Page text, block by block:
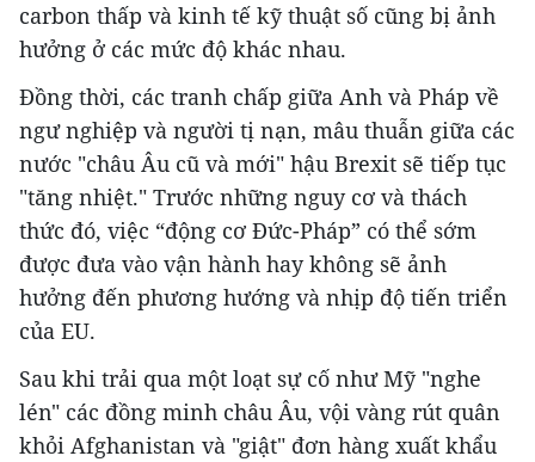
carbon thấp và kinh tế kỹ thuật số cũng bị ảnh
hưởng ở các mức độ khác nhau.
Đồng thời, các tranh chấp giữa Anh và Pháp về
ngư nghiệp và người tị nạn, mâu thuẫn giữa các
nước "châu Âu cũ và mới" hậu Brexit sẽ tiếp tục
"tăng nhiệt." Trước những nguy cơ và thách
thức đó, việc “động cơ Đức-Pháp” có thể sớm
được đưa vào vận hành hay không sẽ ảnh
hưởng đến phương hướng và nhịp độ tiến triển
của EU.
Sau khi trải qua một loạt sự cố như Mỹ "nghe
lén" các đồng minh châu Âu, vội vàng rút quân
khỏi Afghanistan và "giật" đơn hàng xuất khẩu